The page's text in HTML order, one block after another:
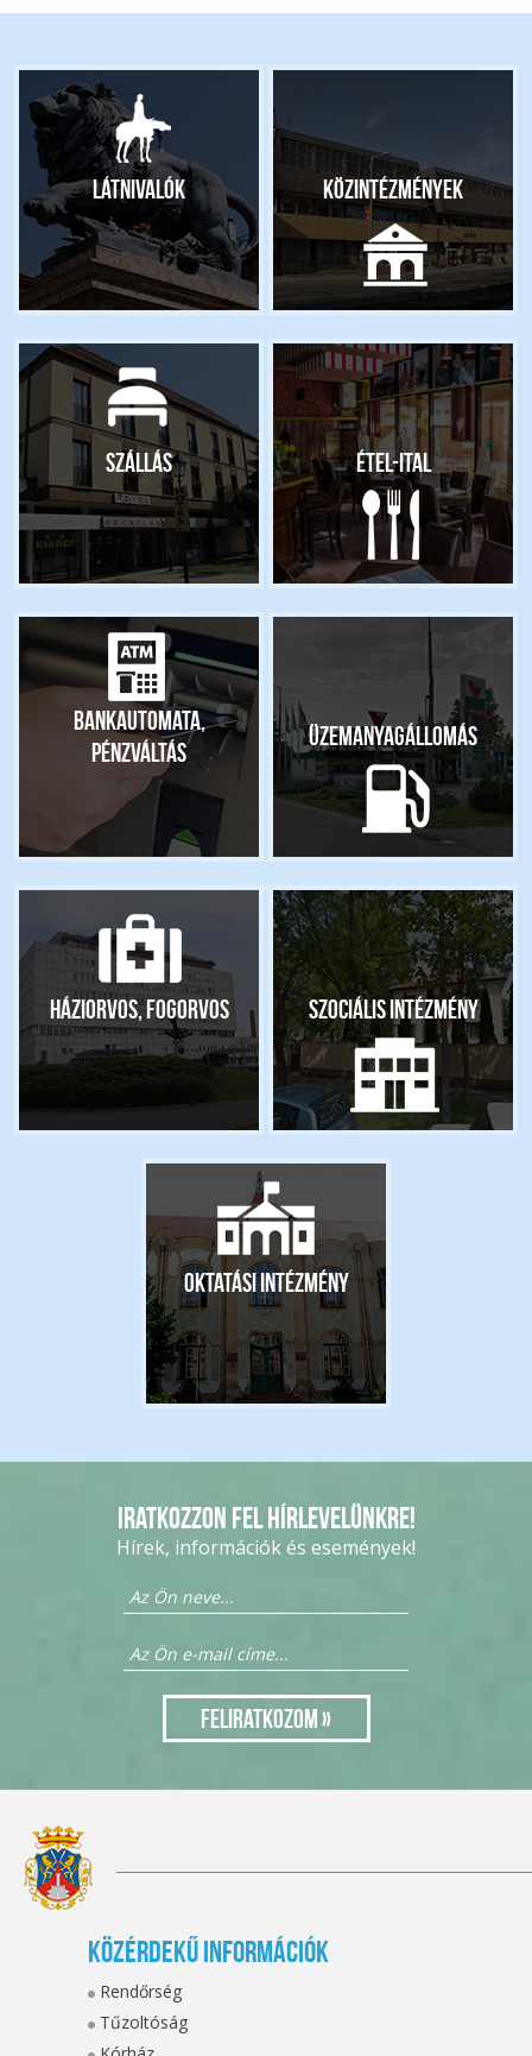
Látnivalók Közintézmények
Szállás Étel-ital
Bankautomata,
pénzváltás
Üzemanyagállomás
Háziorvos, fogorvos Szociális intézmény
Oktatási intézmény
Iratkozzon fel hírlevelünkre!
Hírek, információk és események!
Közérdekű információk
Rendőrség
Tűzoltóság